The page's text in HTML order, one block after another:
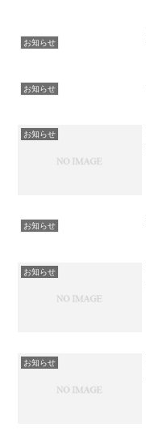
お知らせ
お知らせ
お知らせ
お知らせ
お知らせ
お知らせ